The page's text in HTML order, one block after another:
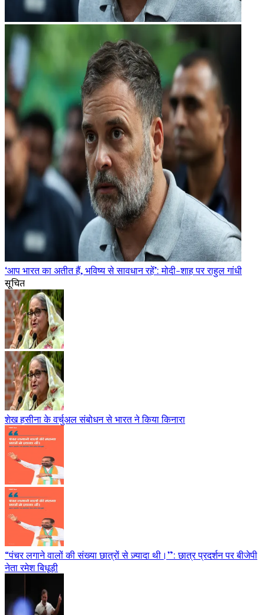
‘आप भारत का अतीत हैं, भविष्य से सावधान रहें’: मोदी-शाह पर राहुल गांधी
सूचित
शेख हसीना के वर्चुअल संबोधन से भारत ने किया किनारा
“पंचर लगाने वालों की संख्या छात्रों से ज़्यादा थी।”: छात्र प्रदर्शन पर बीजेपी
नेता रमेश बिधूड़ी